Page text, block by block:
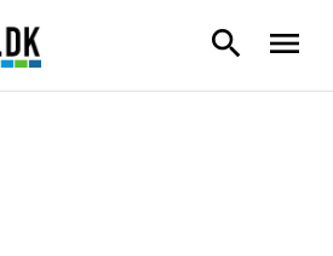
search menu